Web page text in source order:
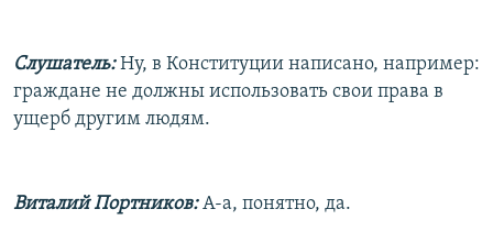
Слушатель:Ну, в Конституции написано, например:
граждане не должны использовать свои права в
ущерб другим людям.
Виталий Портников:А-а, понятно, да.